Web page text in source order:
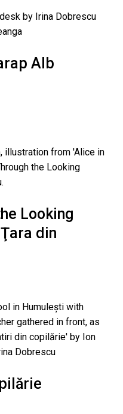
Alb
Looking
din